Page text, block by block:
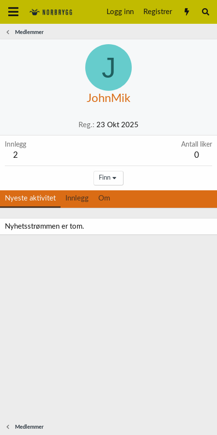
Logg inn Registrer
Medlemmer
J
JohnMik
Reg. 23 Okt 2025
Innlegg
2
Antall liker
0
Finn
Nyeste aktivitet Innlegg Om
Nyhetsstrømmen er tom.
Medlemmer